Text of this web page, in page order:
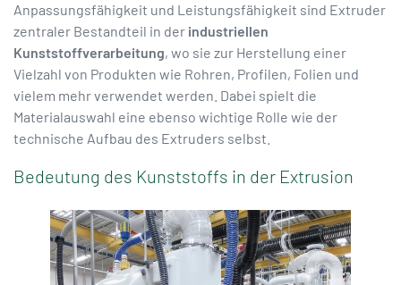
Anpassungsfähigkeit und Leistungsfähigkeit sind Extruder
zentraler Bestandteil in der industriellen
Kunststoffverarbeitung, wo sie zur Herstellung einer
Vielzahl von Produkten wie Rohren, Profilen, Folien und
vielem mehr verwendet werden. Dabei spielt die
Materialauswahl eine ebenso wichtige Rolle wie der
technische Aufbau des Extruders selbst.
Bedeutung des Kunststoffs in der Extrusion